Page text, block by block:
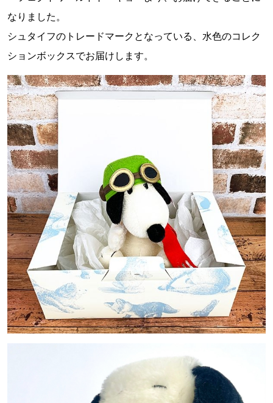
なりました。
シュタイフのトレードマークとなっている、水色のコレク
ションボックスでお届けします。